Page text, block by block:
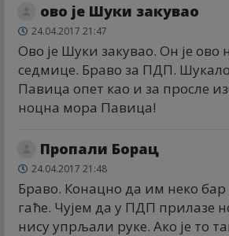
ово је Шуки закувао
24.04.2017 21:47
Ово је Шуки закувао. Он је ово
седмице. Браво за ПДП.
Павица опет као и за просле
ноцна мора Павица!
Пропали Борац
24.04.2017 21:48
Браво. Конацно да им неко бар
гаће. Чујем да у ПДП прилазе
нису упрљали руке. Ако је то